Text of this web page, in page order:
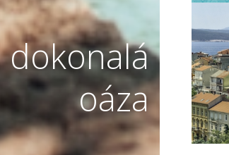
VIŠE INFORMACIJA
dokonalá
oáza